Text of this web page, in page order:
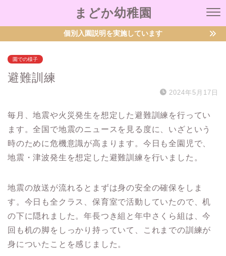
まどか幼稚園
個別入園説明を実施しています
園での様子
避難訓練
2024年5月17日
毎月、地震や火災発生を想定した避難訓練を行ってい
ます。全国で地震のニュースを見る度に、いざという
時のために危機意識が高まります。今日も全園児で、
地震・津波発生を想定した避難訓練を行いました。
地震の放送が流れるとまずは身の安全の確保をしま
す。今日も全クラス、保育室で活動していたので、机
の下に隠れました。年長つき組と年中さくら組は、今
回も机の脚をしっかり持っていて、これまでの訓練が
身についたことを感じました。